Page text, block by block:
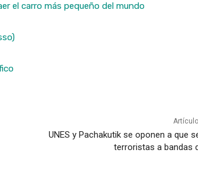
el carro más pequeño del mundo
UNES y Pachakutik se oponen a que
terroristas a bandas